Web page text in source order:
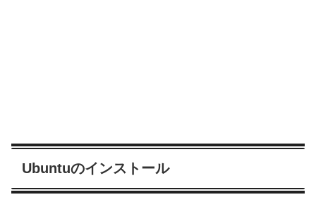
Ubuntuのインストール